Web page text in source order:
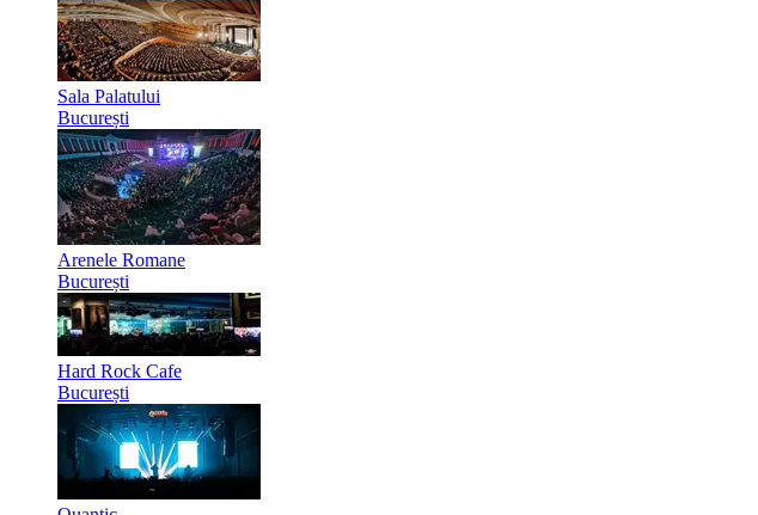
Sala Palatului
București
Arenele Romane
București
Hard Rock Cafe
București